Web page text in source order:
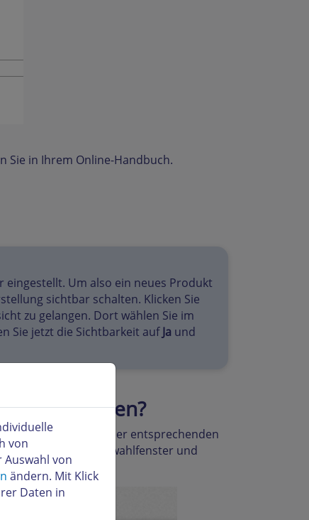
Sie in Ihrem Online-Handbuch.
Um also ein neues Produkt
sichtbar schalten. Klicken Sie
zu gelangen. Dort wählen Sie im
Sie jetzt die Sichtbarkeit aufJa und
duplizieren?
Arbeitsbereich in der entsprechenden
aus dem Auswahlfenster und
von
von
ändern. Mit Klick
Daten in